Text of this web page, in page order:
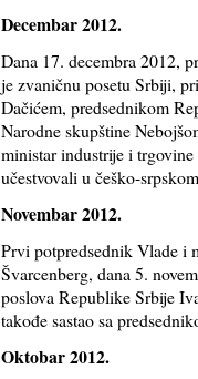
Decembar 2012.
Dana 17. decembra 2012,
je zvaničnu posetu Srbiji,
Dačićem, predsednikom
Narodne skupštine
ministar industrije i
učestvovali u češko-
Novembar 2012.
Prvi potpredsednik Vlade i
Švarcenberg, dana 5.
poslova Republike Srbije
takođe sastao sa
Oktobar 2012.